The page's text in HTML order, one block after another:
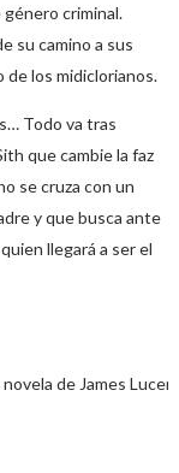
criminal.
su camino a sus
de los midiclorianos.
Todo va tras
que cambie la faz
se cruza con un
y que busca ante
llegará a ser el
de James